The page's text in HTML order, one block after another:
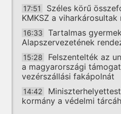
17:51
Széles körű
KMKSZ a
16:33
Tartalmas
Alapszervezetének
15:28
Felszentelték az
a magyarországi
vezérszállási fakápolnát
14:42
kormány a védelmi